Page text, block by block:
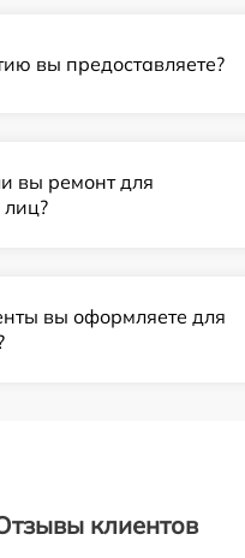
вы предоставляете?
вы ремонт для
вы оформляете для
клиентов